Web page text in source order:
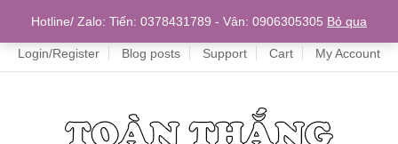
Home
Login/Register Blog posts Support Cart My Account
Hotline/ Zalo: Tiến: 0378431789 - Vân: 0906305305 Bỏ qua